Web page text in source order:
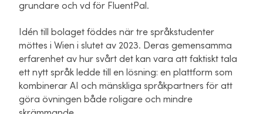
grundare och vd för FluentPal.
Idén till bolaget föddes när tre språkstudenter
möttes i Wien i slutet av 2023. Deras gemensamma
erfarenhet av hur svårt det kan vara att faktiskt tala
ett nytt språk ledde till en lösning: en plattform som
kombinerar AI och mänskliga språkpartners för att
göra övningen både roligare och mindre